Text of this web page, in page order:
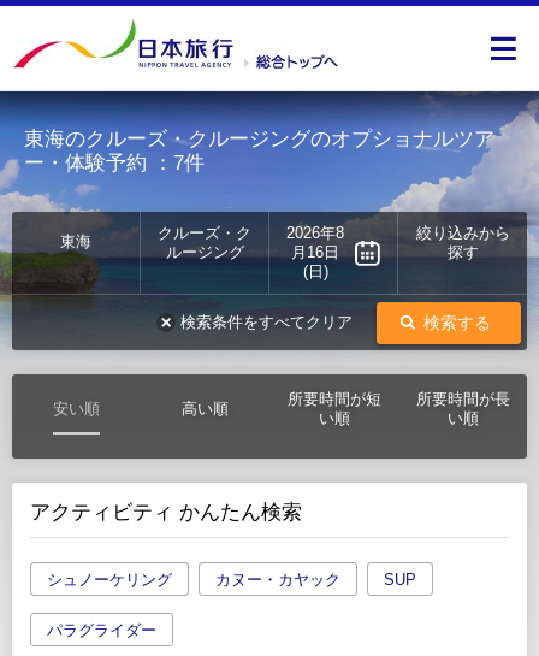
東海のクルーズ・クルージングのオプショナルツア
ー・体験予約 ：7件
東海
クルーズ・ク
ルージング
2026年8
月16日
(日)
絞り込みから
探す
検索する
検索条件をすべてクリア
安い順 高い順
所要時間が短
い順
所要時間が長
い順
アクティビティ かんたん検索
シュノーケリング カヌー・カヤック SUP
パラグライダー